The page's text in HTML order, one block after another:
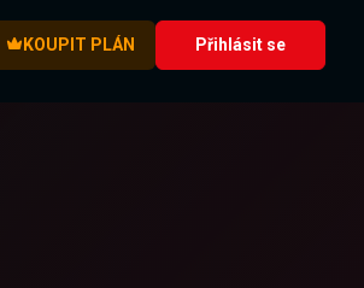
KOUPIT PLÁN Přihlásit se